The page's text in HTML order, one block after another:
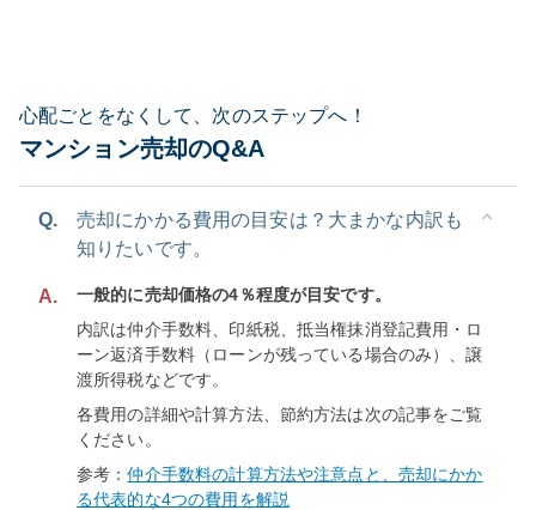
心配ごとをなくして、次のステップへ！
マンション売却のQ&A
Q.
売却にかかる費用の目安は？大まかな内訳も
知りたいです。
A.
一般的に売却価格の4％程度が目安です。
内訳は仲介手数料、印紙税、抵当権抹消登記費用・ロ
ーン返済手数料（ローンが残っている場合のみ）、譲
渡所得税などです。
各費用の詳細や計算方法、節約方法は次の記事をご覧
ください。
参考：仲介手数料の計算方法や注意点と、売却にかか
る代表的な4つの費用を解説